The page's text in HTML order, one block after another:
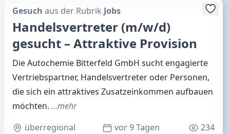
Gesuch aus der Rubrik Jobs
Handelsvertreter (m/w/d)
gesucht – Attraktive Provision
Die Autochemie Bitterfeld GmbH sucht engagierte
Vertriebspartner, Handelsvertreter oder Personen,
die sich ein attraktives Zusatzeinkommen aufbauen
möchten. …mehr
überregional
vor 9 Tagen 234